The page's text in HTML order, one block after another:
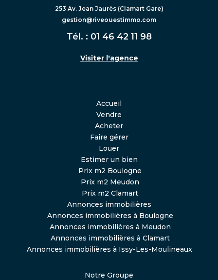
253 Av. Jean Jaurès (Clamart Gare)
gestion@riveouestimmo.com
Tél. : 01 46 42 11 98
Visiter l'agence
Accueil
Vendre
Acheter
Faire gérer
Louer
Estimer un bien
Prix m2 Boulogne
Prix m2 Meudon
Prix m2 Clamart
Annonces immobilières
Annonces immobilières à Boulogne
Annonces immobilières à Meudon
Annonces immobilières à Clamart
Annonces immobilières à Issy-Les-Moulineaux,
Notre Groupe